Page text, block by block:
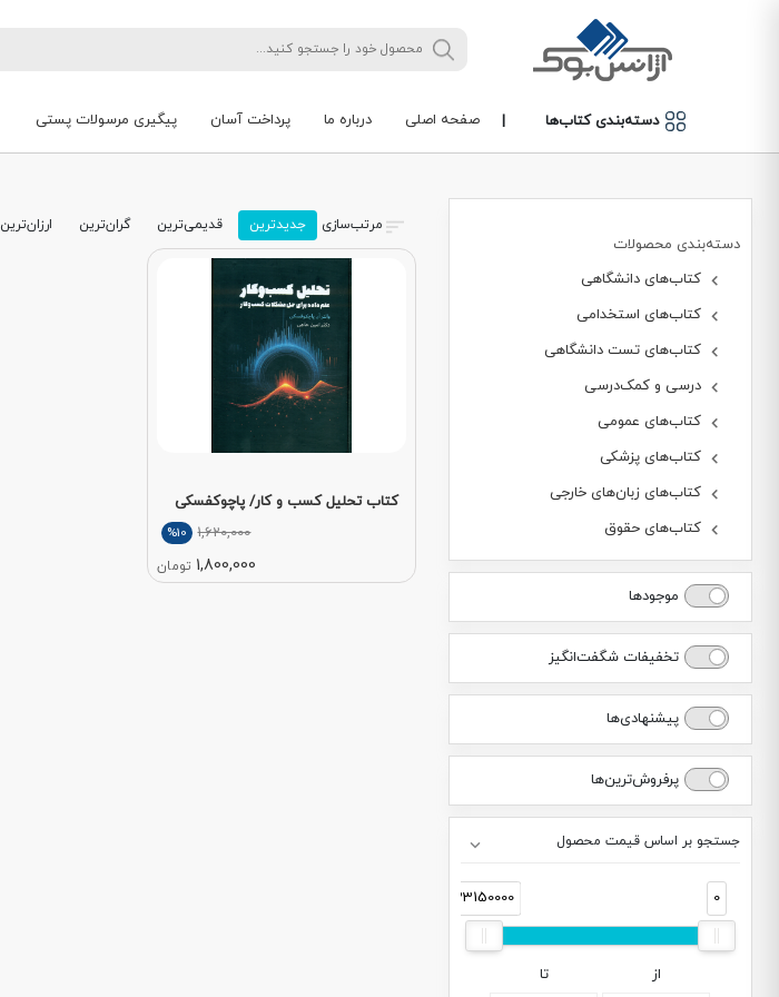
دسته‌بندی کتاب‌ها | صفحه اصلی درباره ما پرداخت آسان پیگیری مرسولات پستی
دسته‌بندی محصولات
کتاب‌های دانشگاهی
کتاب‌های استخدامی
کتاب‌های تست دانشگاهی
درسی و کمک‌درسی
کتاب‌های عمومی
کتاب‌های پزشکی
کتاب‌های زبان‌های خارجی
کتاب‌های حقوق
موجودها
تخفیفات شگفت‌انگیز
پیشنهادی‌ها
پرفروش‌ترین‌ها
جستجو بر اساس قیمت محصول
0
33150000
از تا
مرتب‌سازی جدیدترین قدیمی‌ترین گران‌ترین ارزان‌ترین
کتاب تحلیل کسب و کار/ پاچوکفسکی
1,620,000
%10
1,800,000 تومان